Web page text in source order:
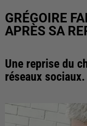
GRÉGOIRE
APRÈS SA
Une reprise du
réseaux sociaux.